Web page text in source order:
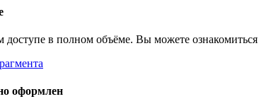
доступе в полном объёме. Вы можете
оформлен